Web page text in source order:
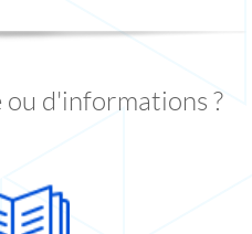
ou d'informations ?